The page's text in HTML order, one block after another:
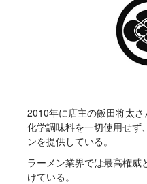
2010年に店主の飯田将太
化学調味料を一切使用せず
ンを提供している。
ラーメン業界では最高権威
けている。